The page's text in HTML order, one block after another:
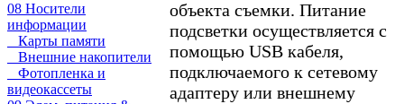
08 Носители
информации
Карты памяти
Внешние накопители
Фотопленка и
видеокассеты
объекта съемки. Питание
подсветки осуществляется с
помощью USB кабеля,
подключаемого к сетевому
адаптеру или внешнему